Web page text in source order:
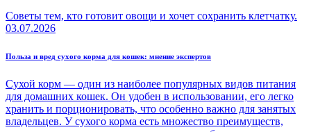
Советы тем, кто готовит овощи и хочет сохранить клетчатку.
03.07.2026
Польза и вред сухого корма для кошек: мнение экспертов
Сухой корм — один из наиболее популярных видов питания
для домашних кошек. Он удобен в использовании, его легко
хранить и порционировать, что особенно важно для занятых
владельцев. У сухого корма есть множество преимуществ,